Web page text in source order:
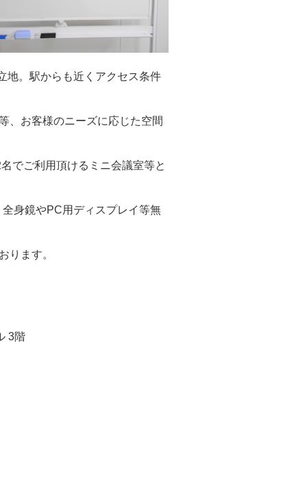
地。駅からも近くアクセス条件
、お客様のニーズに応じた空間
でご利用頂けるミニ会議室等と
身鏡やPC用ディスプレイ等無
ります。
3階